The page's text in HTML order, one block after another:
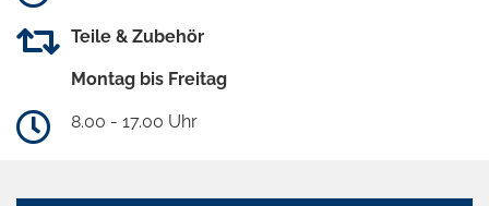
Teile & Zubehör
Montag bis Freitag
8.00 - 17.00 Uhr